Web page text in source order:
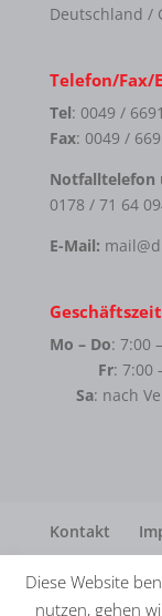
Deutschland /
Telefon/Fax/
Tel: 0049 /
Fax: 0049 /
Notfalltelefon
0178 / 71 64
E-Mail:
Mo – Do: 7:00
Fr: 7:00
Sa: nach
Kontakt
Diese Website
nutzen, gehen